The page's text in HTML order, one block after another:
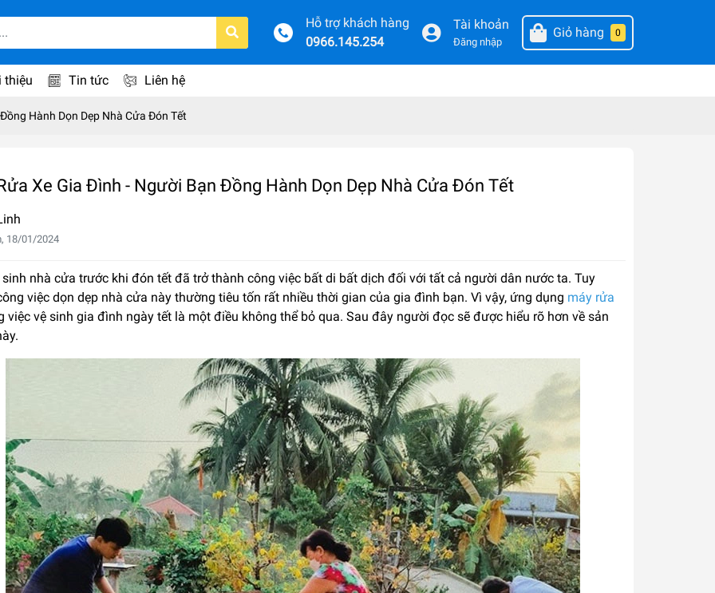
Hỗ trợ khách hàng
0966.145.254
Tài khoản
Đăng nhập
Giỏ hàng 0
thiệu Tin tức Liên hệ
Hành Dọn Dẹp Nhà Cửa Đón Tết
Xe Gia Đình - Người Bạn Đồng Hành Dọn Dẹp Nhà Cửa Đón Tết
18/01/2024
sinh nhà cửa trước khi đón tết đã trở thành công việc bất di bất dịch đối với tất cả người dân nước ta. Tuy
việc dọn dẹp nhà cửa này thường tiêu tốn rất nhiều thời gian của gia đình bạn. Vì vậy, ứng dụng máy rửa
việc vệ sinh gia đình ngày tết là một điều không thể bỏ qua. Sau đây người đọc sẽ được hiểu rõ hơn về sản